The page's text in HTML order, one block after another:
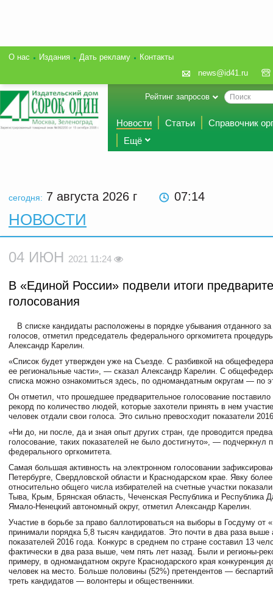
О нас Издания Дать рекламу
Контакты
news@id41.ru
Рейтинг запросов
Новости Статьи
Справочник
Ещё
сегодня: 7 августа 2026 г 07:14
НОВОСТИ
04 ИЮН 2021 11:24
В «Единой России» подвели итоги
голосования
В списке кандидаты расположены в порядке убывания отданного за
голосов, отметил председатель федерального оргкомитета
Александр Карелин.
«Список будет утвержден уже на Съезде. С разбивкой на
ее региональные части», — сказал Александр Карелин. С
списка можно ознакомиться здесь, по одномандатным округам — по
Он отметил, что прошедшее предварительное голосование
рекорд по количество людей, которые захотели принять в нем
человек отдали свои голоса. Это сильно превосходит показатели
«Ни до, ни после, да и зная опыт других стран, где проводится
голосование, таких показателей не было достигнуто», — подчеркнул
федерального оргкомитета.
Самая большая активность на электронном голосовании
Петербурге, Свердловской области и Краснодарском крае. Явку
относительно общего числа избирателей на счетные участки
Тыва, Крым, Брянская область, Чеченская Республика и Республика
Ямало-Ненецкий автономный округ, отметил Александр Карелин.
Участие в борьбе за право баллотироваться на выборы в Госдуму от
принимали порядка 5,8 тысяч кандидатов. Это почти в два раза выше
показателей 2016 года. Конкурс в среднем по стране составил 13
фактически в два раза выше, чем пять лет назад. Были и регионы-
примеру, в одномандатном округе Краснодарского края конкуренция
человек на место. Больше половины (52%) претендентов —
треть кандидатов — волонтеры и общественники.